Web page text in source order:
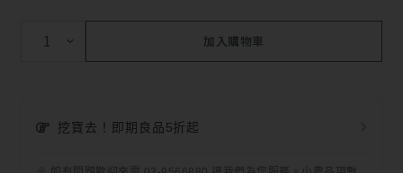
加入購物車
挖寶去！即期良品5折起